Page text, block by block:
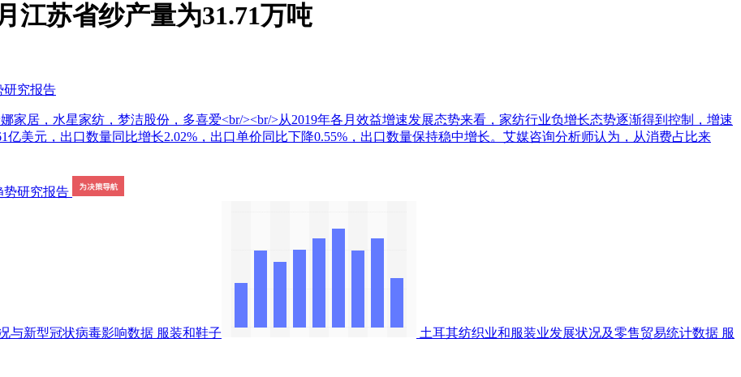
江苏省纱产量为31.71万吨
研究报告
家居，水星家纺，梦洁股份，多喜爱<br/><br/>从2019年各月效益增速发展态势来看，家纺行业负增长态势逐渐得到控制，增速
亿美元，出口数量同比增长2.02%，出口单价同比下降0.55%，出口数量保持稳中增长。艾媒咨询分析师认为，从消费占比来
与新型冠状病毒影响数据 服装和鞋子 土耳其纺织业和服装业发展状况及零售贸易统计数据 服